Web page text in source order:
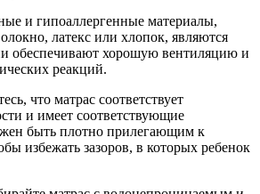
и гипоаллергенные материалы,
латекс или хлопок, являются
обеспечивают хорошую вентиляцию и
реакций.
что матрас соответствует
и имеет соответствующие
быть плотно прилегающим к
избежать зазоров, в которых ребенок